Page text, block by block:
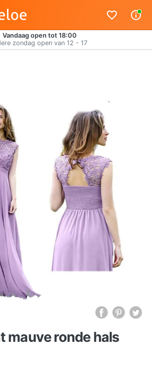
Vandaag open tot 18:00
zondag open van 12 - 17
mauve ronde hals